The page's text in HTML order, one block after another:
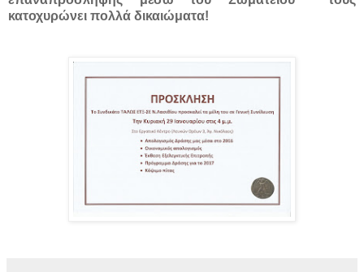
κατοχυρώνει πολλά δικαιώματα!